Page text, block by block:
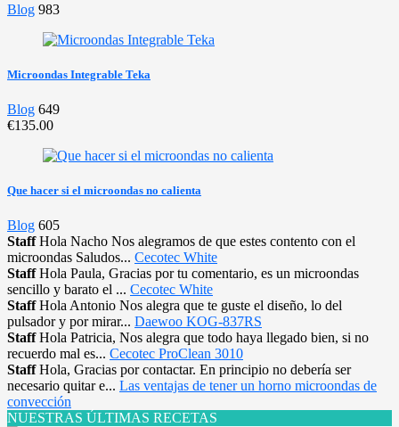
Blog 983
Microondas Integrable Teka
Blog 649
€135.00
Que hacer si el microondas no calienta
Blog 605
StaffHola Nacho Nos alegramos de que estes contento con el
microondas Saludos... Cecotec White
StaffHola Paula, Gracias por tu comentario, es un microondas
sencillo y barato el ... Cecotec White
StaffHola Antonio Nos alegra que te guste el diseño, lo del
pulsador y por mirar... Daewoo KOG-837RS
StaffHola Patricia, Nos alegra que todo haya llegado bien, si no
recuerdo mal es... Cecotec ProClean 3010
StaffHola, Gracias por contactar. En principio no debería ser
necesario quitar e... Las ventajas de tener un horno microondas de
convección
NUESTRAS ÚLTIMAS RECETAS